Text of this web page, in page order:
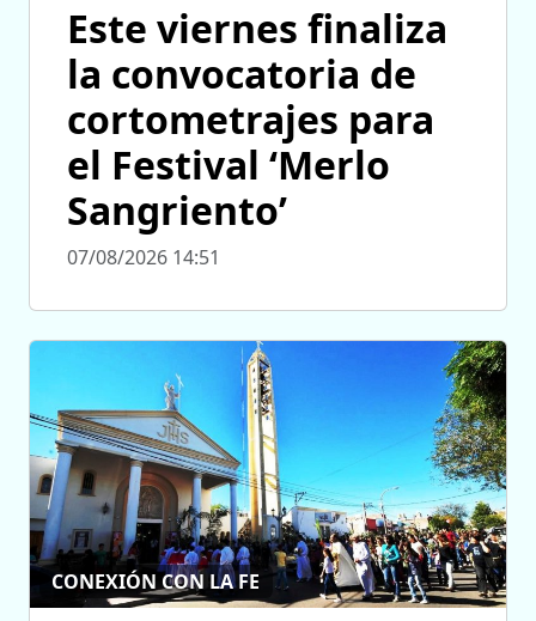
Este viernes finaliza
la convocatoria de
cortometrajes para
el Festival ‘Merlo
Sangriento’
07/08/2026 14:51
CONEXIÓN CON LA FE